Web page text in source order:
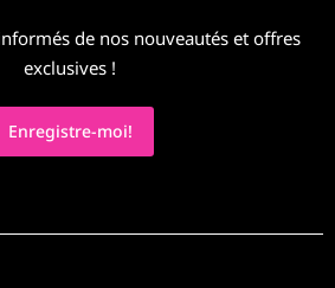
de nos nouveautés et offres
exclusives !
Enregistre-moi!